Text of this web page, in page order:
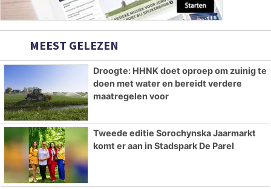
MEEST GELEZEN
Droogte: HHNK doet oproep om zuinig te
doen met water en bereidt verdere
maatregelen voor
Tweede editie Sorochynska Jaarmarkt
komt er aan in Stadspark De Parel